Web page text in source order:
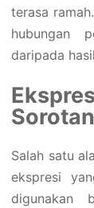
terasa
hubungan
daripada
Salah satu
ekspresi
digunakan